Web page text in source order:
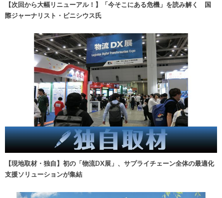
【次回から大幅リニューアル！】「今そこにある危機」を読み解く 国
際ジャーナリスト・ビニシウス氏
【現地取材・独自】初の「物流DX展」、サプライチェーン全体の最適化
支援ソリューションが集結